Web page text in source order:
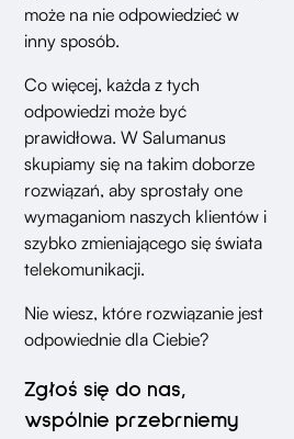
może na nie odpowiedzieć w
inny sposób.
Co więcej, każda z tych
odpowiedzi może być
prawidłowa. W Salumanus
skupiamy się na takim doborze
rozwiązań, aby sprostały one
wymaganiom naszych klientów i
szybko zmieniającego się świata
telekomunikacji.
Nie wiesz, które rozwiązanie jest
odpowiednie dla Ciebie?
Zgłoś się do nas,
wspólnie przebrniemy